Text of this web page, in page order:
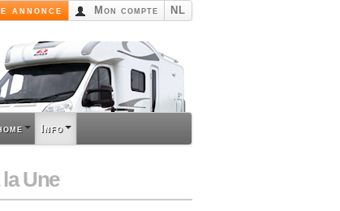
annonce Mon compte NL
Info
Une